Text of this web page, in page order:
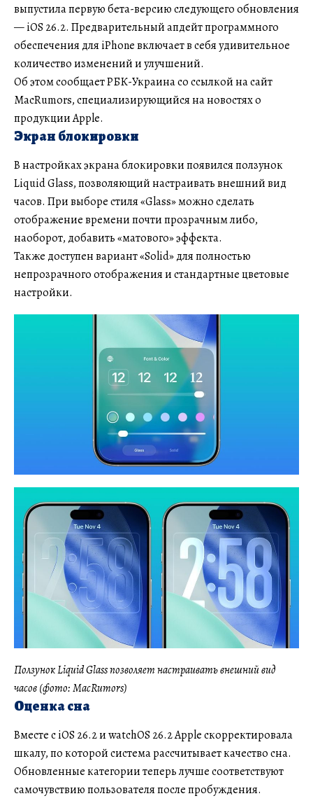
выпустила первую бета-версию следующего обновления
— iOS 26.2. Предварительный апдейт программного
обеспечения для iPhone включает в себя удивительное
количество изменений и улучшений.
Об этом сообщает РБК-Украина со ссылкой на сайт
MacRumors, специализирующийся на новостях о
продукции Apple.
Экран блокировки
В настройках экрана блокировки появился ползунок
Liquid Glass, позволяющий настраивать внешний вид
часов. При выборе стиля «Glass» можно сделать
отображение времени почти прозрачным либо,
наоборот, добавить «матового» эффекта.
Также доступен вариант «Solid» для полностью
непрозрачного отображения и стандартные цветовые
настройки.
Ползунок Liquid Glass позволяет настраивать внешний вид
часов (фото: MacRumors)
Оценка сна
Вместе с iOS 26.2 и watchOS 26.2 Apple скорректировала
шкалу, по которой система рассчитывает качество сна.
Обновленные категории теперь лучше соответствуют
самочувствию пользователя после пробуждения.